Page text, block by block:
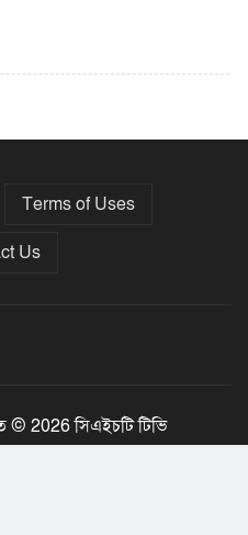
তফসিল ৮-১৫ ডিসেম্বরের মধ্যে
Terms of Uses
Us
© 2026 সিএইচটি টিভি
Jony Tripura